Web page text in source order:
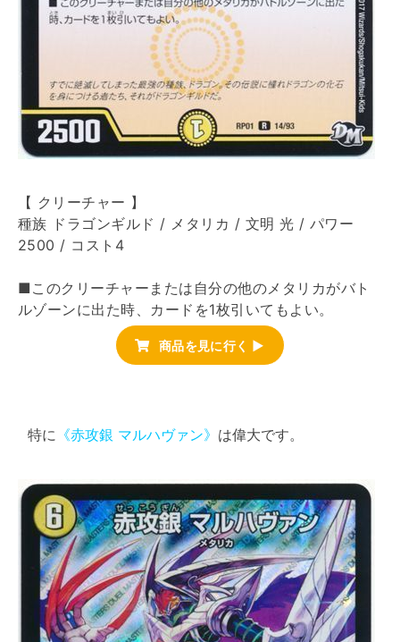
【 クリーチャー 】
種族 ドラゴンギルド / メタリカ / 文明 光 / パワー
2500 / コスト4
■このクリーチャーまたは自分の他のメタリカがバト
ルゾーンに出た時、カードを1枚引いてもよい。
商品を見に行く ▶
特に 《赤攻銀 マルハヴァン》 は偉大です。